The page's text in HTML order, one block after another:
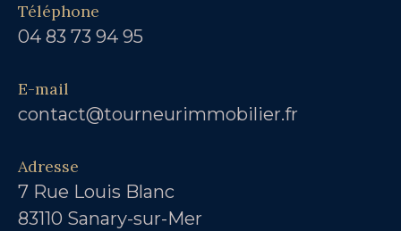
Téléphone
04 83 73 94 95
E-mail
contact@tourneurimmobilier.fr
Adresse
7 Rue Louis Blanc
83110 Sanary-sur-Mer